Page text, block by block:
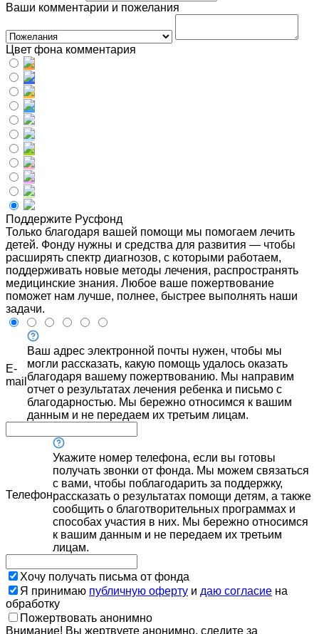
Ваши комментарии и пожелания
Цвет фона комментария
Поддержите Русфонд
Только благодаря вашей помощи мы помогаем лечить
детей. Фонду нужны и средства для развития — чтобы
расширять спектр диагнозов, с которыми работаем,
поддерживать новые методы лечения, распространять
медицинские знания. Любое ваше пожертвование
поможет нам лучше, полнее, быстрее выполнять наши
задачи.
E-
mail
Ваш адрес электронной почты нужен, чтобы мы
могли рассказать, какую помощь удалось оказать
благодаря вашему пожертвованию. Мы направим
отчет о результатах лечения ребенка и письмо с
благодарностью. Мы бережно относимся к вашим
данным и не передаем их третьим лицам.
Телефон
Укажите номер телефона, если вы готовы
получать звонки от фонда. Мы можем связаться
с вами, чтобы поблагодарить за поддержку,
рассказать о результатах помощи детям, а также
сообщить о благотворительных программах и
способах участия в них. Мы бережно относимся
к вашим данным и не передаем их третьим
лицам.
Хочу получать письма от фонда
Я принимаю публичную оферту и даю согласие на
обработку
Пожертвовать анонимно
Внимание! Вы жертвуете анонимно, следите за